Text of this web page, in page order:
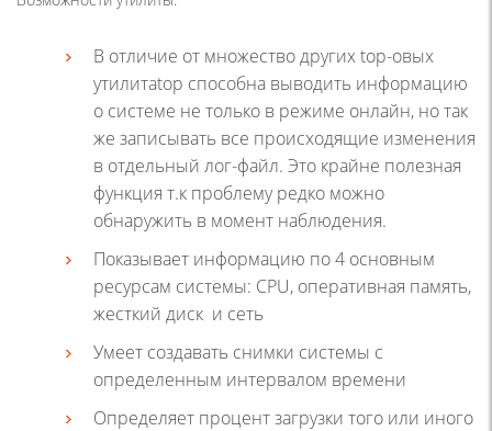
В отличие от множество других top-овых
утилитatop способна выводить информацию
о системе не только в режиме онлайн, но так
же записывать все происходящие изменения
в отдельный лог-файл. Это крайне полезная
функция т.к проблему редко можно
обнаружить в момент наблюдения.
Показывает информацию по 4 основным
ресурсам системы: CPU, оперативная память,
жесткий диск и сеть
Умеет создавать снимки системы с
определенным интервалом времени
Определяет процент загрузки того или иного